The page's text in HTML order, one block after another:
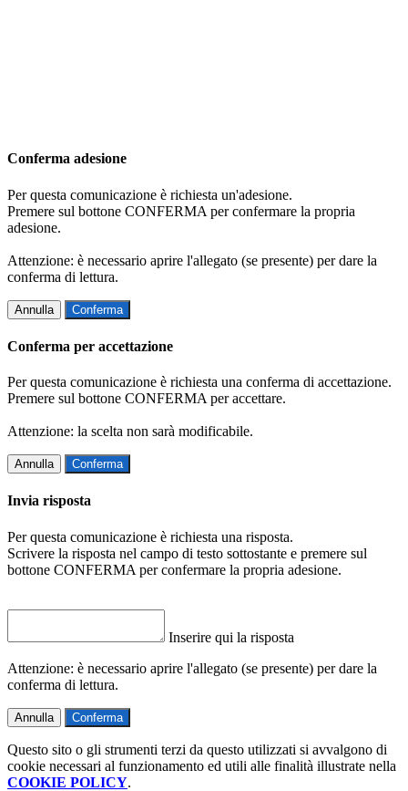
Conferma adesione
Per questa comunicazione è richiesta un'adesione.
Premere sul bottone CONFERMA per confermare la propria
adesione.
Attenzione: è necessario aprire l'allegato (se presente) per dare la
conferma di lettura.
Annulla Conferma
Conferma per accettazione
Per questa comunicazione è richiesta una conferma di accettazione.
Premere sul bottone CONFERMA per accettare.
Attenzione: la scelta non sarà modificabile.
Annulla Conferma
Invia risposta
Per questa comunicazione è richiesta una risposta.
Scrivere la risposta nel campo di testo sottostante e premere sul
bottone CONFERMA per confermare la propria adesione.
Inserire qui la risposta
Attenzione: è necessario aprire l'allegato (se presente) per dare la
conferma di lettura.
Annulla Conferma
Questo sito o gli strumenti terzi da questo utilizzati si avvalgono di
cookie necessari al funzionamento ed utili alle finalità illustrate nella
COOKIE POLICY.